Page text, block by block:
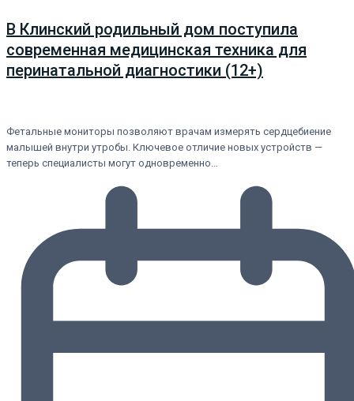
В Клинский родильный дом поступила
современная медицинская техника для
перинатальной диагностики (12+)
Фетальные мониторы позволяют врачам измерять сердцебиение
малышей внутри утробы. Ключевое отличие новых устройств —
теперь специалисты могут одновременно…